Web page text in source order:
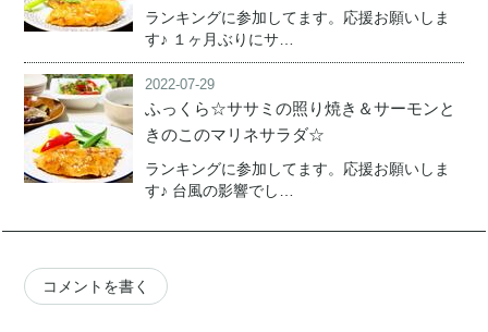
ランキングに参加してます。応援お願いしま
す♪ １ヶ月ぶりにサ…
2022-07-29
ふっくら☆ササミの照り焼き＆サーモンと
きのこのマリネサラダ☆
ランキングに参加してます。応援お願いしま
す♪ 台風の影響でし…
コメントを書く